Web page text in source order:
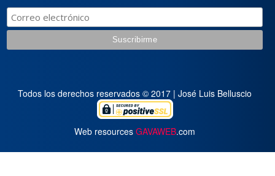
Todos los derechos reservados © 2017 | José Luis Belluscio
Web resources GAVAWEB.com